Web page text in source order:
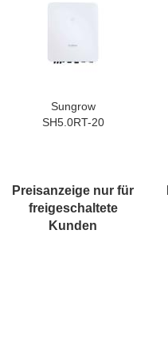
Sungrow
SH5.0RT-​20
Preisanzeige nur für
freigeschaltete
Kunden